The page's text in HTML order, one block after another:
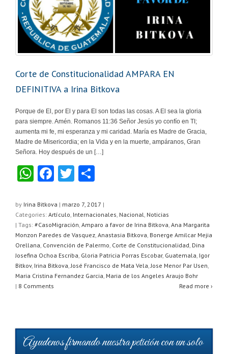
Corte de Constitucionalidad AMPARA EN
DEFINITIVA a Irina Bitkova
Porque de El, por El y para El son todas las cosas. A El sea la gloria
para siempre. Amén. Romanos 11:36 Señor Jesús yo confío en TI;
aumenta mi fe, mi esperanza y mi caridad. María es Madre de Gracia,
Madre de Misericordia; en la Vida y en la muerte, ampáranos, Gran
Señora. Hoy después de un […]
W
at
s
A
p
p
F
c
e
b
o
o
T
tt
er
m
p
ar
tir
by Irina Bitkova | marzo 7, 2017 |
Categories: Artículo, Internacionales, Nacional, Noticias
| Tags: #CasoMigración, Amparo a favor de Irina Bitkova, Ana Margarita
Monzon Paredes de Vasquez, Anastasia Bitkova, Bonerge Amilcar Mejia
Orellana, Convención de Palermo, Corte de Constitucionalidad, Dina
Josefina Ochoa Escriba, Gloria Patricia Porras Escobar, Guatemala, Igor
Bitkov, Irina Bitkova,José Francisco de Mata Vela,Jose Menor Par Usen,
Maria Cristina Fernandez Garcia, Maria de los Angeles Araujo Bohr
| 8 Comments Read more ›
Ayudenos firmando nuestra petición con un solo